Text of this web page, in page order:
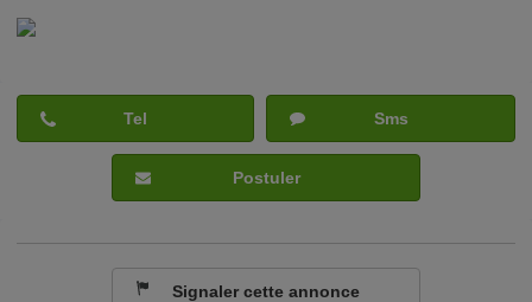
Tel Sms
Postuler
Signaler cette annonce